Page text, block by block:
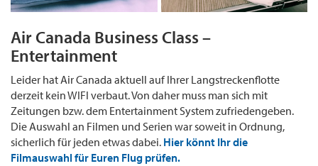
Air Canada Business Class –
Entertainment
Leider hat Air Canada aktuell auf Ihrer Langstreckenflotte
derzeit kein WIFI verbaut. Von daher muss man sich mit
Zeitungen bzw. dem Entertainment System zufriedengeben.
Die Auswahl an Filmen und Serien war soweit in Ordnung,
sicherlich für jeden etwas dabei. Hier könnt Ihr die
Filmauswahl für Euren Flug prüfen.